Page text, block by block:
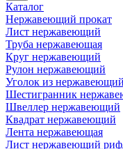
Каталог
Нержавеющий прокат
Лист нержавеющий
Труба нержавеющая
Круг нержавеющий
Рулон нержавеющий
Уголок из
Шестигранник
Швеллер нержавеющий
Квадрат нержавеющий
Лента нержавеющая
Лист нержавеющий